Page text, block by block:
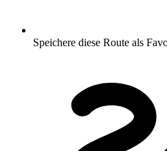
Speichere diese Route als